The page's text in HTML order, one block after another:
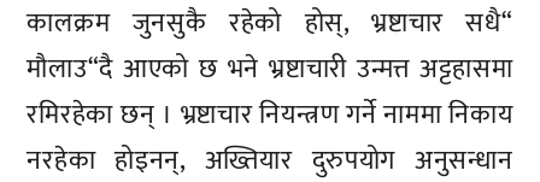
कालक्रम जुनसुकै रहेको होस्, भ्रष्टाचार सधै“
मौलाउ“दै आएको छ भने भ्रष्टाचारी उन्मत्त अट्टहासमा
रमिरहेका छन् । भ्रष्टाचार नियन्त्रण गर्ने नाममा निकाय
नरहेका होइनन्, अख्तियार दुरुपयोग अनुसन्धान